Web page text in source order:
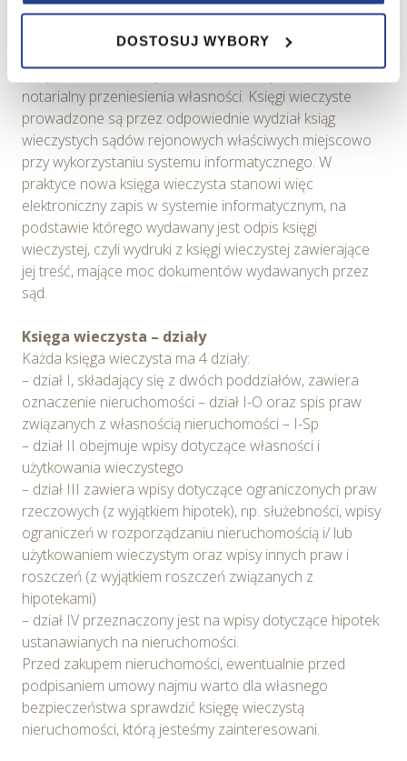
zapewnienia prawidłowego działania Serwisu,
zapamiętania wybranych przez użytkownika ustawień i
wszelkich wyborów dokonywanych w Serwisie, poprawy
wydajności Serwisu, zbierania informacji o tym, w jaki
sposób użytkownicy korzystają z Serwisu, ulepszania
Serwisu, dostosowywania działania Serwisu do
preferencji użytkowników, tworzenia statystyk
użytkowania Serwisu oraz w celach marketingowych.
Informacje, w tym dane osobowe, pozyskane w związku
z wykorzystywaniem plików cookie w Serwisie,
przetwarzane są przez Spravia Sp. z o.o. jako
usługodawcę Serwisu w ww. celach oraz mogą być
również przetwarzane przez Partnerów Spravia Sp. z
dostępu do swoich danych osobowych, ich sprostowania,
usunięcia, ograniczenia przetwarzania, wniesienia
sprzeciwu wobec przetwarzania, a także prawo do
wniesienia skargi do Prezesa Urzędu Ochrony Danych
Osobowych. Szczegółowe informacje o plikach cookie
wykorzystywanych w Serwisie oraz inne informacje
dotyczące prywatności związane z korzystaniem z
Serwisu dostępne są w Polityce prywatności – pliki
cookie .
Wybierając opcję „Zgadzam się” wyrażasz zgodę na
wykorzystywanie w Serwisie wszystkich plików
cookie przez Spravia Sp. z o.o. oraz jej Partnerów we
wskazanych powyżej celach.Wyrażenie zgody jest
dobrowolne. Możesz wycofać zgodę i dokonać zmiany
ustawień dotyczących plików cookie w każdej chwili za
pośrednictwem panelu „Ustawienia plików cookie”
dostępnego z poziomu Polityki prywatności – pliki
cookie .
DOSTOSUJ WYBORY
Założenie księgi wieczystej następuje zawsze na
wniosek. Wpis do księgi wieczystej dokonywany jest na
podstawie stosownych dokumentów. W przypadku
nabycia lokalu w budynku wielorodzinnym będzie to akt
notarialny przeniesienia własności. Księgi wieczyste
prowadzone są przez odpowiednie wydział ksiąg
wieczystych sądów rejonowych właściwych miejscowo
przy wykorzystaniu systemu informatycznego. W
praktyce nowa księga wieczysta stanowi więc
elektroniczny zapis w systemie informatycznym, na
podstawie którego wydawany jest odpis księgi
wieczystej, czyli wydruki z księgi wieczystej zawierające
jej treść, mające moc dokumentów wydawanych przez
sąd.
Księga wieczysta – działy
Każda księga wieczysta ma 4 działy:
– dział I, składający się z dwóch poddziałów, zawiera
oznaczenie nieruchomości – dział I-O oraz spis praw
związanych z własnością nieruchomości – I-Sp
– dział II obejmuje wpisy dotyczące własności i
użytkowania wieczystego
– dział III zawiera wpisy dotyczące ograniczonych praw
rzeczowych (z wyjątkiem hipotek), np. służebności, wpisy
ograniczeń w rozporządzaniu nieruchomością i/ lub
użytkowaniem wieczystym oraz wpisy innych praw i
roszczeń (z wyjątkiem roszczeń związanych z
hipotekami)
– dział IV przeznaczony jest na wpisy dotyczące hipotek
ustanawianych na nieruchomości.
Przed zakupem nieruchomości, ewentualnie przed
podpisaniem umowy najmu warto dla własnego
bezpieczeństwa sprawdzić księgę wieczystą
nieruchomości, którą jesteśmy zainteresowani.